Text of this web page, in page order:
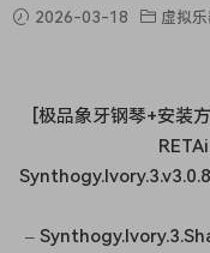
2026-03-18 虚拟
[极品象牙钢琴+安装
–